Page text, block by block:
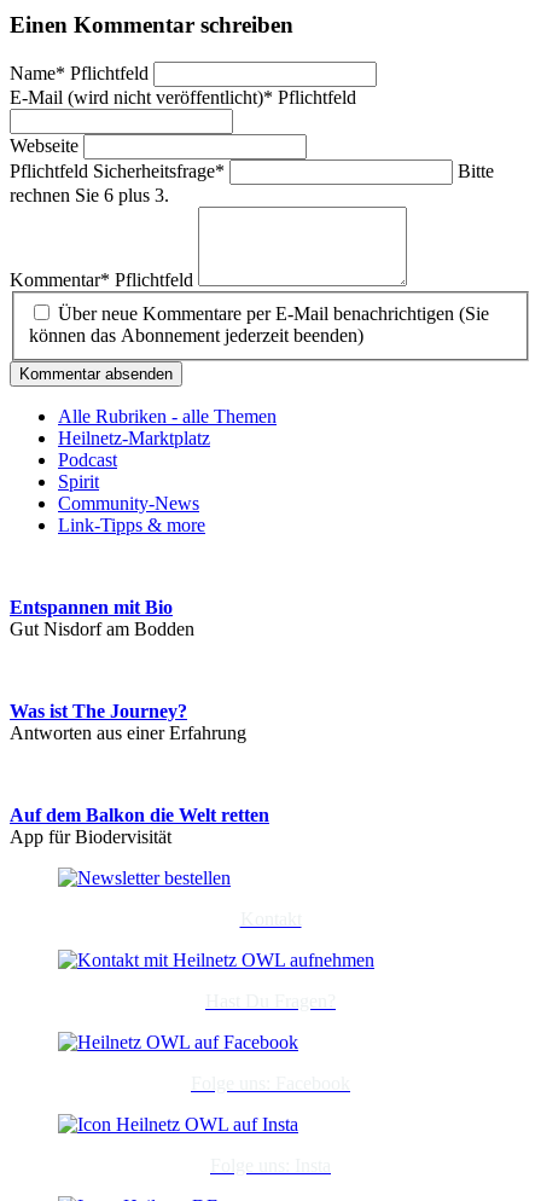
Einen Kommentar schreiben
Name* Pflichtfeld
E-Mail (wird nicht veröffentlicht)* Pflichtfeld
Webseite
Pflichtfeld Sicherheitsfrage*
Bitte
rechnen Sie 6 plus 3.
Kommentar* Pflichtfeld
Über neue Kommentare per E-Mail benachrichtigen (Sie
können das Abonnement jederzeit beenden)
Kommentar absenden
Alle Rubriken - alle Themen
Heilnetz-Marktplatz
Podcast
Spirit
Community-News
Link-Tipps & more
Entspannen mit Bio
Gut Nisdorf am Bodden
Was ist The Journey?
Antworten aus einer Erfahrung
Auf dem Balkon die Welt retten
App für Biodervisität